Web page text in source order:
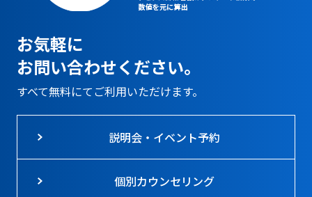
お気軽に
お問い合わせください。
すべて無料にてご利用いただけます。
説明会・イベント予約
個別カウンセリング